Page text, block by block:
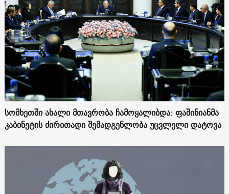
სომხეთში ახალი მთავრობა ჩამოყალიბდა: ფაშინიანმა
კაბინეტის ძირითადი შემადგენლობა უცვლელი დატოვა